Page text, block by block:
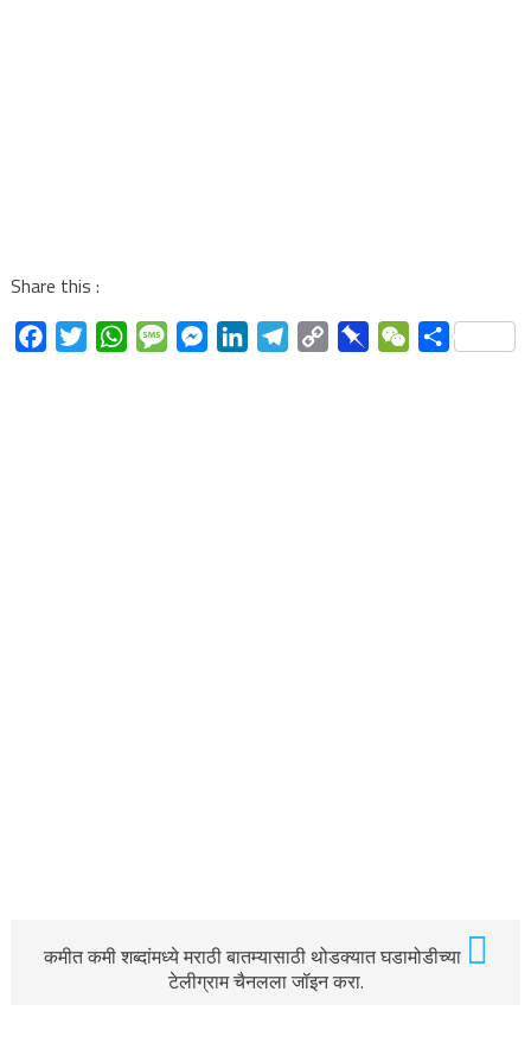
Share this :
FacebookTwitterWhatsAppMessageMessengerLinkedInTelegram
Copy
PinboardWeChatShare
कमीत कमी शब्दांमध्ये मराठी बातम्यासाठी थोडक्यात घडामोडीच्या
टेलीग्राम चैनलला जॉइन करा.